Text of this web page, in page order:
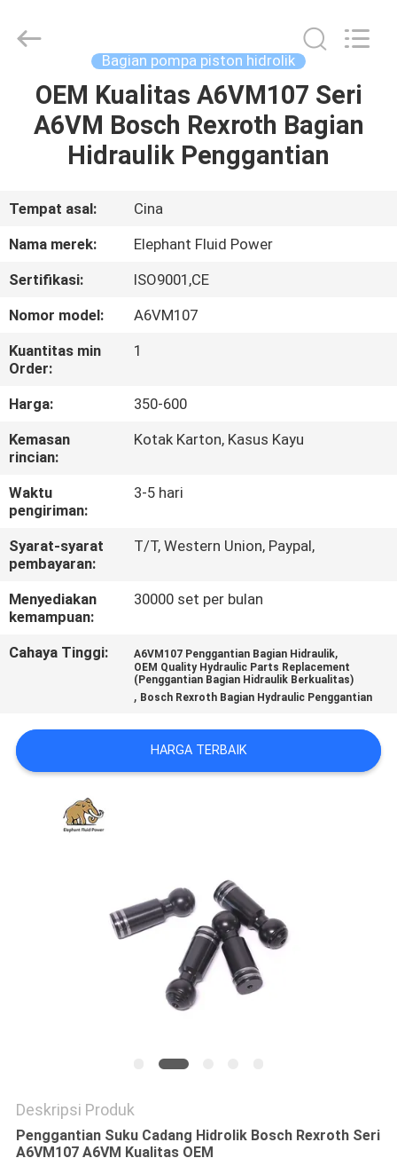
RUMAH
PRODUK
TENTANG
KAMI
TUR
PABRIK
KONTROL
KUALITAS
HUBUNGI
KAMI
BERITA
KASUS
SITEMAP
PRIVACY
POLICY
Power
Co.,Ltd.
Reserved.
Bagian pompa piston hidrolik
OEM Kualitas A6VM107 Seri
A6VM Bosch Rexroth Bagian
Hidraulik Penggantian
Tempat asal:
Cina
Nama merek:
Elephant Fluid Power
Sertifikasi:
ISO9001,CE
Nomor model:
A6VM107
Kuantitas min
Order:
1
Harga:
350-600
Kemasan
rincian:
Kotak Karton, Kasus Kayu
Waktu
pengiriman:
3-5 hari
Syarat-syarat
pembayaran:
T/T, Western Union, Paypal,
Menyediakan
kemampuan:
30000 set per bulan
Cahaya Tinggi: A6VM107 Penggantian Bagian Hidraulik,
OEM Quality Hydraulic Parts Replacement
(Penggantian Bagian Hidraulik Berkualitas)
, Bosch Rexroth Bagian Hydraulic Penggantian
HARGA TERBAIK
Deskripsi Produk
Penggantian Suku Cadang Hidrolik Bosch Rexroth Seri
A6VM107 A6VM Kualitas OEM